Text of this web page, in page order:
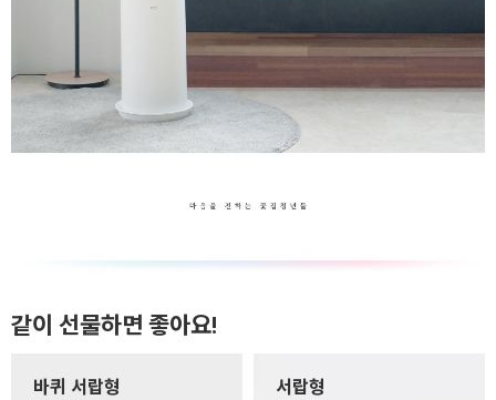
같이 선물하면 좋아요!
바퀴 서랍형
서랍형